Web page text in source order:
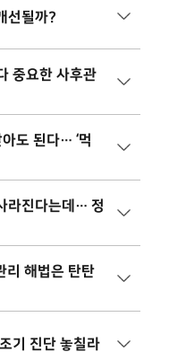
선될까?
중요한 사후관
도 된다… ‘먹
라진다는데… 정
리 해법은 탄탄
기 진단 놓칠라